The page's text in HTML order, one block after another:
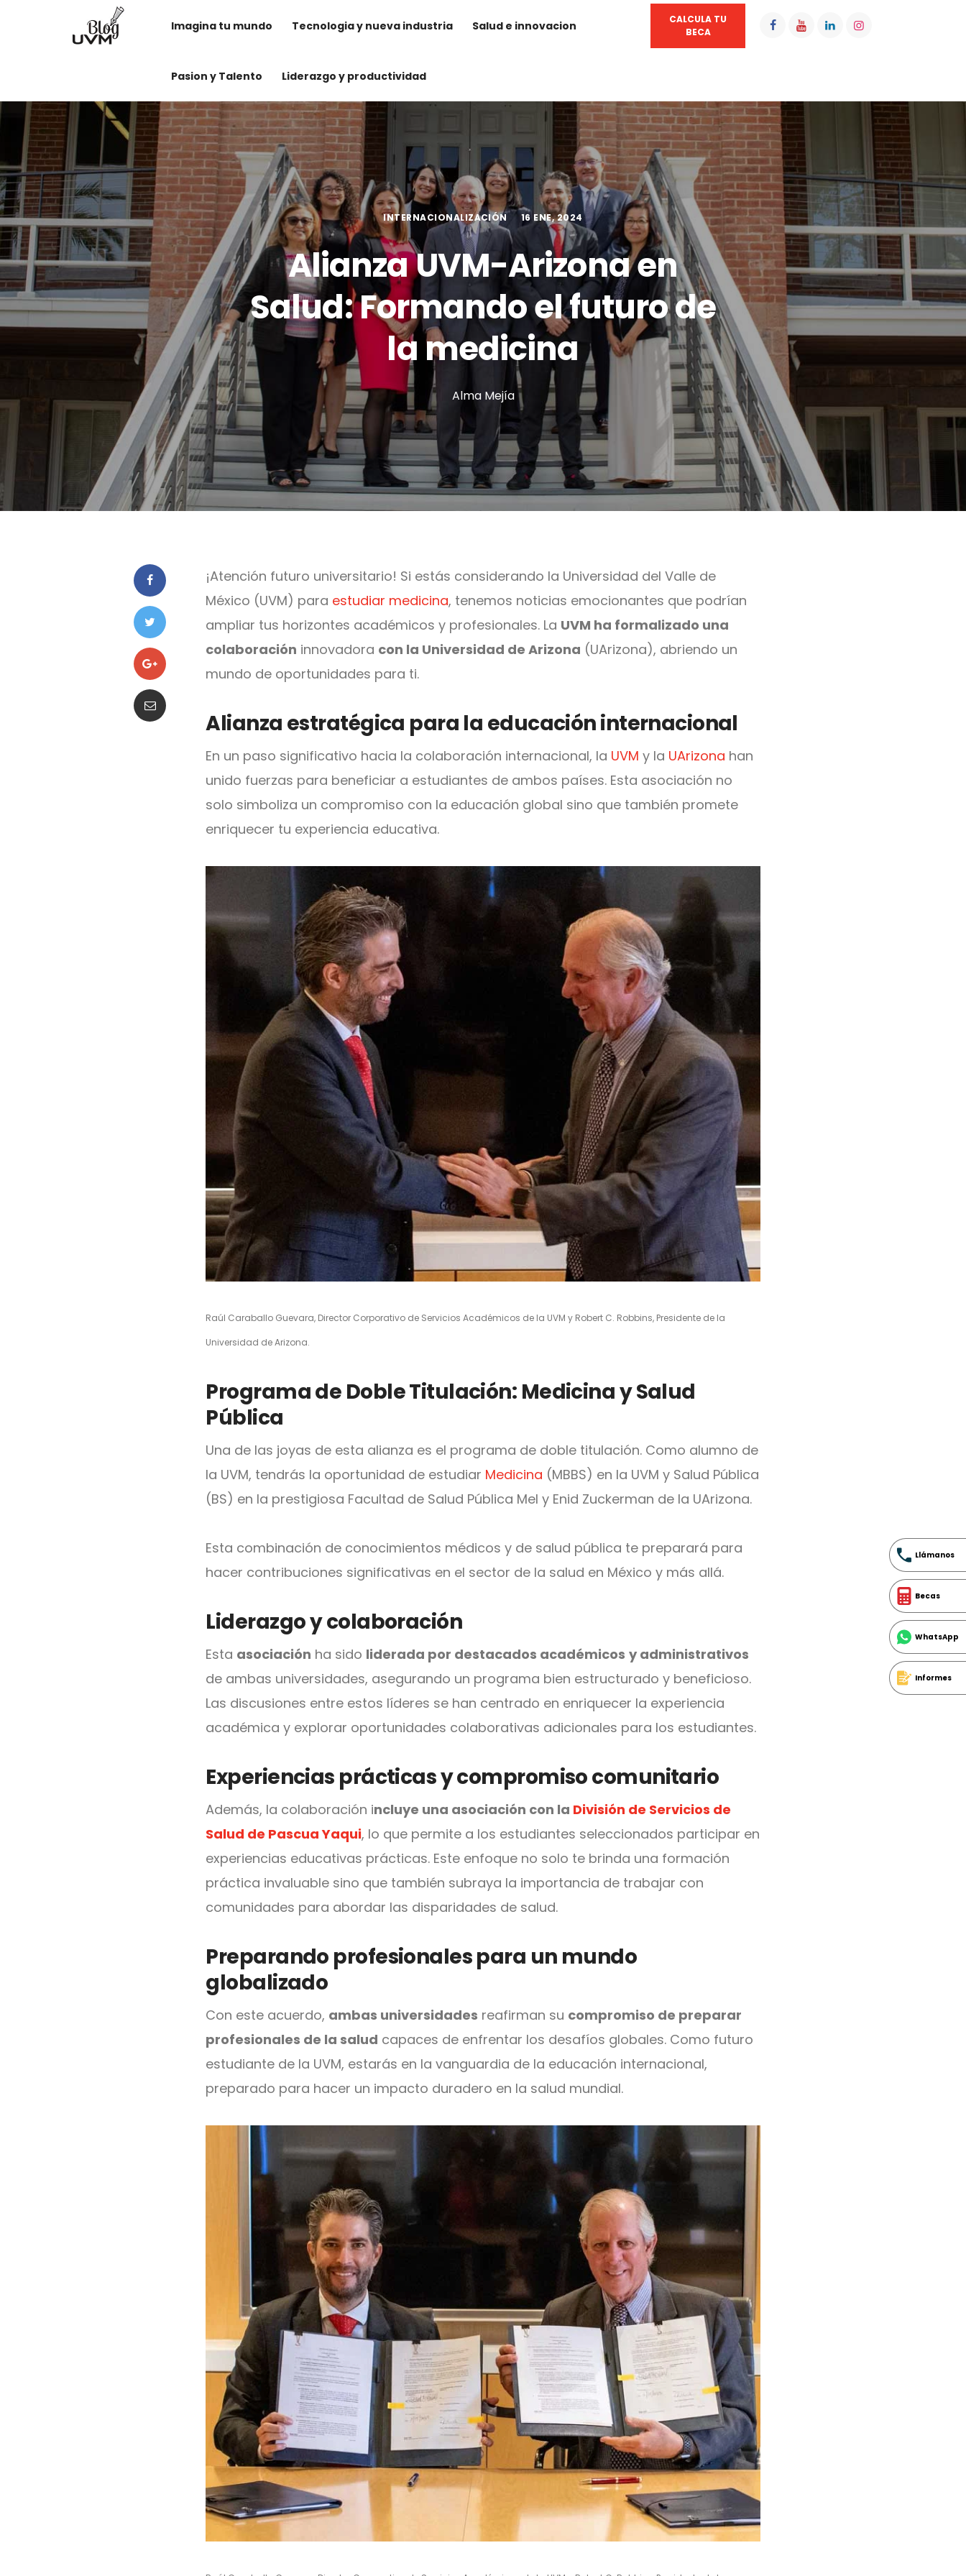
Imagina tu mundo Tecnologia y nueva industria Salud e innovacion
Pasion y Talento Liderazgo y productividad
CALCULA TU
BECA
INTERNACIONALIZACIÓN 16 ENE, 2024
Alianza UVM-Arizona en
Salud: Formando el futuro de
la medicina
Alma Mejía
¡Atención futuro universitario! Si estás considerando la Universidad del Valle de
México (UVM) para estudiar medicina, tenemos noticias emocionantes que podrían
ampliar tus horizontes académicos y profesionales. La UVM ha formalizado una
colaboración innovadora con la Universidad de Arizona (UArizona), abriendo un
mundo de oportunidades para ti.
Alianza estratégica para la educación internacional
En un paso significativo hacia la colaboración internacional, la UVM y la UArizona han
unido fuerzas para beneficiar a estudiantes de ambos países. Esta asociación no
solo simboliza un compromiso con la educación global sino que también promete
enriquecer tu experiencia educativa.
Raúl Caraballo Guevara, Director Corporativo de Servicios Académicos de la UVM y Robert C. Robbins, Presidente de la
Universidad de Arizona.
Programa de Doble Titulación: Medicina y Salud
Pública
Una de las joyas de esta alianza es el programa de doble titulación. Como alumno de
la UVM, tendrás la oportunidad de estudiar Medicina (MBBS) en la UVM y Salud Pública
(BS) en la prestigiosa Facultad de Salud Pública Mel y Enid Zuckerman de la UArizona.
Esta combinación de conocimientos médicos y de salud pública te preparará para
hacer contribuciones significativas en el sector de la salud en México y más allá.
Liderazgo y colaboración
Esta asociación ha sido liderada por destacados académicos y administrativos
de ambas universidades, asegurando un programa bien estructurado y beneficioso.
Las discusiones entre estos líderes se han centrado en enriquecer la experiencia
académica y explorar oportunidades colaborativas adicionales para los estudiantes.
Experiencias prácticas y compromiso comunitario
Además, la colaboración incluye una asociación con la División de Servicios de
Salud de Pascua Yaqui, lo que permite a los estudiantes seleccionados participar en
experiencias educativas prácticas. Este enfoque no solo te brinda una formación
práctica invaluable sino que también subraya la importancia de trabajar con
comunidades para abordar las disparidades de salud.
Preparando profesionales para un mundo
globalizado
Con este acuerdo, ambas universidades reafirman su compromiso de preparar
profesionales de la salud capaces de enfrentar los desafíos globales. Como futuro
estudiante de la UVM, estarás en la vanguardia de la educación internacional,
preparado para hacer un impacto duradero en la salud mundial.
Llámanos
Becas
WhatsApp
Informes